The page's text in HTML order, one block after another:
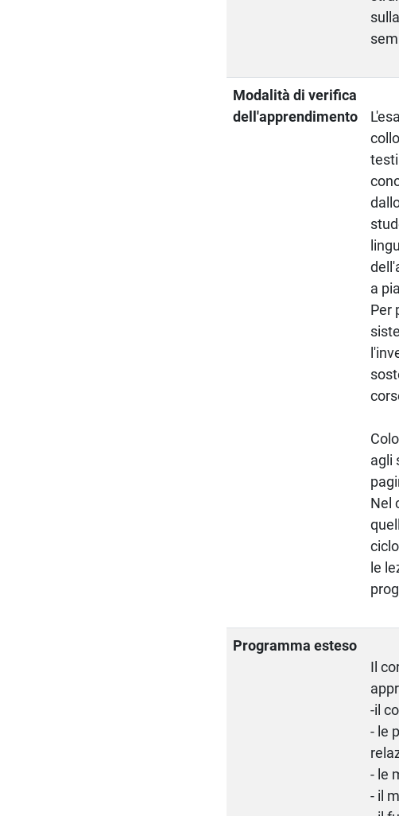
Modalità di verifica
dell'apprendimento
a
Per
agli
Nel
le
Programma esteso
Il
-il
- le
- le
- il